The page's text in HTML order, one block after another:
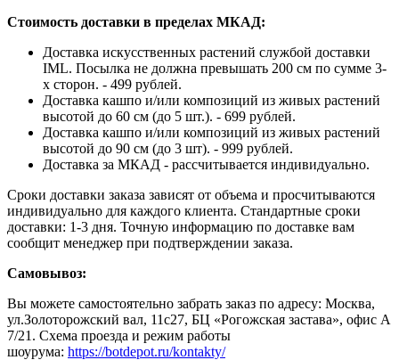
Стоимость доставки в пределах МКАД:
Доставка искусственных растений службой доставки
IML. Посылка не должна превышать 200 см по сумме 3-
х сторон. - 499 рублей.
Доставка кашпо и/или композиций из живых растений
высотой до 60 см (до 5 шт.). - 699 рублей.
Доставка кашпо и/или композиций из живых растений
высотой до 90 см (до 3 шт). - 999 рублей.
Доставка за МКАД - рассчитывается индивидуально.
Сроки доставки заказа зависят от объема и просчитываются
индивидуально для каждого клиента. Стандартные сроки
доставки: 1-3 дня. Точную информацию по доставке вам
сообщит менеджер при подтверждении заказа.
Самовывоз:
Вы можете самостоятельно забрать заказ по адресу: Москва,
ул.Золоторожский вал, 11с27, БЦ «Рогожская застава», офис А
7/21. Схема проезда и режим работы
шоурума: https://botdepot.ru/kontakty/